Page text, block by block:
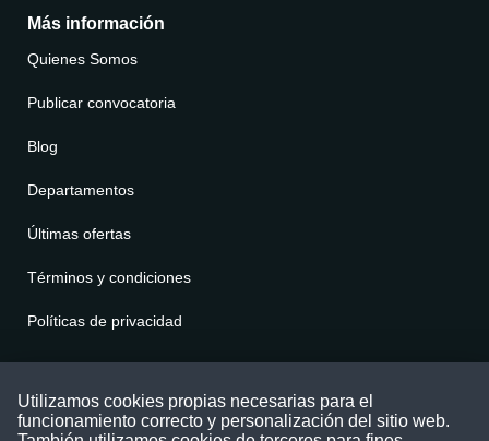
Más información
Quienes Somos
Publicar convocatoria
Blog
Departamentos
Últimas ofertas
Términos y condiciones
Políticas de privacidad
Puede comunicarse con nosotros a través
Utilizamos cookies propias necesarias para el
funcionamiento correcto y personalización del sitio web.